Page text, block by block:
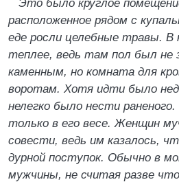
Это было круглое
расположенное рядом с
еде росли целебные травы. В
теплее, ведь там пол был не
каменным, но комната для
воротам. Хотя идти было
нелегко было нести
только в его весе. Женщин
совести, ведь им казалось,
дурной поступок. Обычно в
мужчины, не считая разве